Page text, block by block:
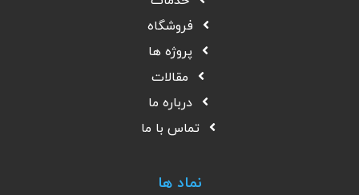
فروشگاه
پروژه ها
مقالات
درباره ما
تماس با ما
نماد ها